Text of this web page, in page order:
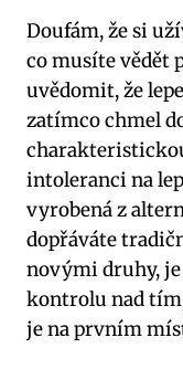
Doufám, že si
co musíte vědět
uvědomit, že
zatímco chmel
intoleranci na
vyrobená z
dopřáváte
novými druhy,
kontrolu nad
je na prvním